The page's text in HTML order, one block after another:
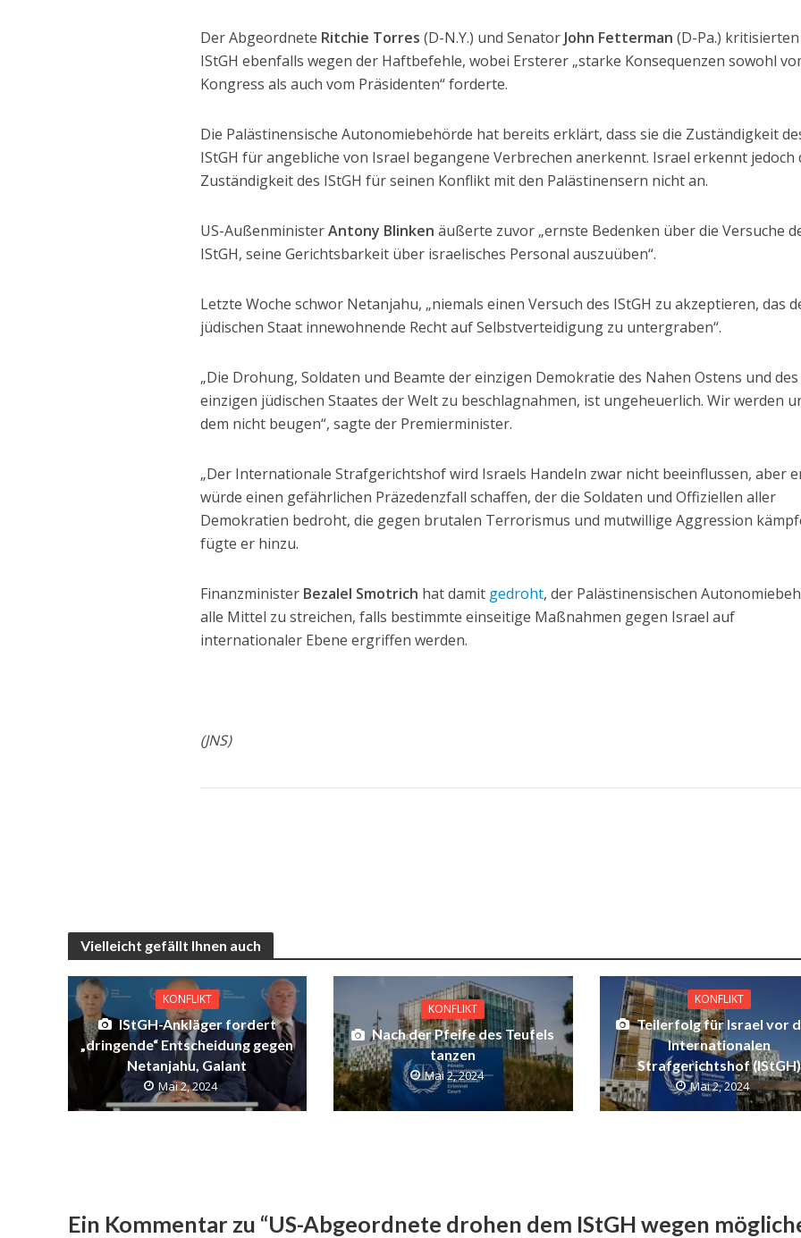
Der Abgeordnete Ritchie Torres (D-N.Y.) und Senator John Fetterman (D-Pa.)
IStGH ebenfalls wegen der Haftbefehle, wobei Ersterer „starke Konsequenzen sowohl
Kongress als auch vom Präsidenten“ forderte.
Die Palästinensische Autonomiebehörde hat bereits erklärt, dass sie die Zuständigkeit
IStGH für angebliche von Israel begangene Verbrechen anerkennt. Israel erkennt jedoch
Zuständigkeit des IStGH für seinen Konflikt mit den Palästinensern nicht an.
US-AußenministerAntony Blinken äußerte zuvor „ernste Bedenken über die Versuche
IStGH, seine Gerichtsbarkeit über israelisches Personal auszuüben“.
Letzte Woche schwor Netanjahu, „niemals einen Versuch des IStGH zu akzeptieren, das
jüdischen Staat innewohnende Recht auf Selbstverteidigung zu untergraben“.
„Die Drohung, Soldaten und Beamte der einzigen Demokratie des Nahen Ostens und des
einzigen jüdischen Staates der Welt zu beschlagnahmen, ist ungeheuerlich. Wir werden
dem nicht beugen“, sagte der Premierminister.
„Der Internationale Strafgerichtshof wird Israels Handeln zwar nicht beeinflussen, aber
würde einen gefährlichen Präzedenzfall schaffen, der die Soldaten und Offiziellen aller
Demokratien bedroht, die gegen brutalen Terrorismus und mutwillige Aggression
fügte er hinzu.
Finanzminister Bezalel Smotrich hat damit gedroht, der Palästinensischen
alle Mittel zu streichen, falls bestimmte einseitige Maßnahmen gegen Israel auf
internationaler Ebene ergriffen werden.
(JNS)
Vielleicht gefällt Ihnen auch
KONFLIKT
IStGH-Ankläger fordert
„dringende“ Entscheidung gegen
Netanjahu, Galant
Mai 2, 2024
KONFLIKT
Nach der Pfeife des Teufels
tanzen
Mai 2, 2024
KONFLIKT
Teilerfolg für Israel vor
Internationalen
Strafgerichtshof (IStGH)
Mai 2, 2024
Ein Kommentar zu “US-Abgeordnete drohen dem IStGH wegen